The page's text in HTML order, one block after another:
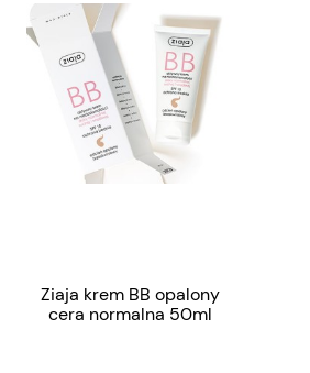
Ziaja krem BB opalony
cera normalna 50ml